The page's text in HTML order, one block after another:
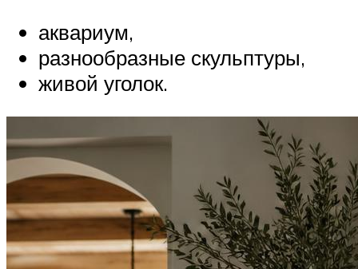
аквариум,
разнообразные скульптуры,
живой уголок.